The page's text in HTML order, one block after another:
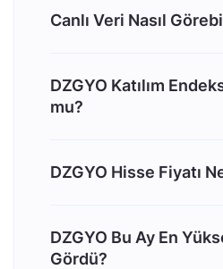
Canlı Veri Nasıl
DZGYO Katılım
mu?
DZGYO Hisse Fiyatı
DZGYO Bu Ay En
Gördü?